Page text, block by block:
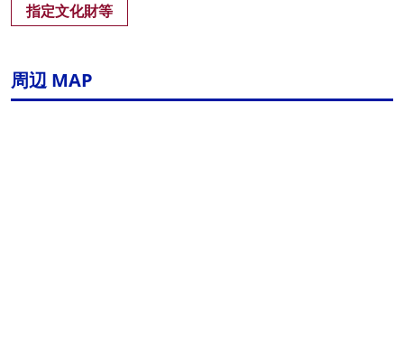
指定文化財等
周辺 MAP